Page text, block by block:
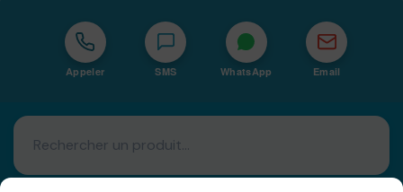
Appeler SMS WhatsApp Email